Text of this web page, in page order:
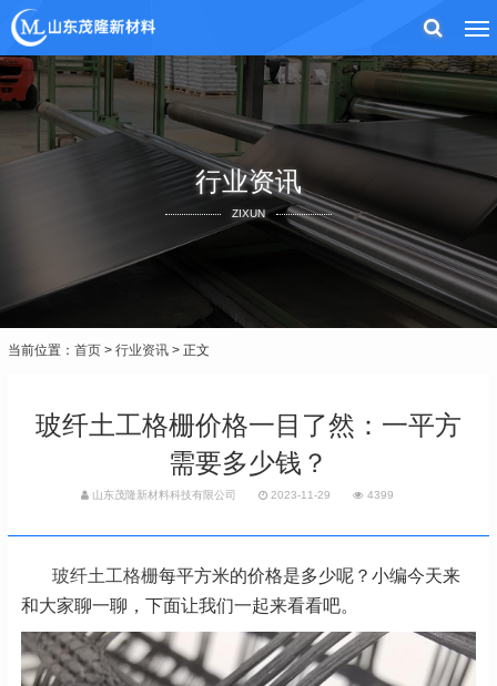
行业资讯
ZIXUN
当前位置： 首页 > 行业资讯 > 正文
玻纤土工格栅价格一目了然：一平方
需要多少钱？
山东茂隆新材料科技有限公司 2023-11-29 4399
玻纤土工格栅每平方米的价格是多少呢？小编今天来
和大家聊一聊，下面让我们一起来看看吧。